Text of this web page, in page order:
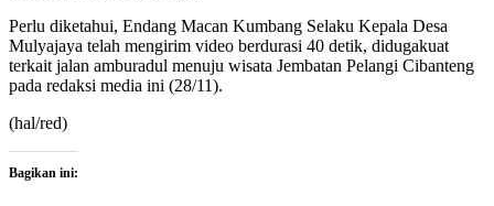
Perlu diketahui, Endang Macan Kumbang Selaku Kepala Desa
Mulyajaya telah mengirim video berdurasi 40 detik, didugakuat
terkait jalan amburadul menuju wisata Jembatan Pelangi Cibanteng
pada redaksi media ini (28/11).
(hal/red)
Bagikan ini: